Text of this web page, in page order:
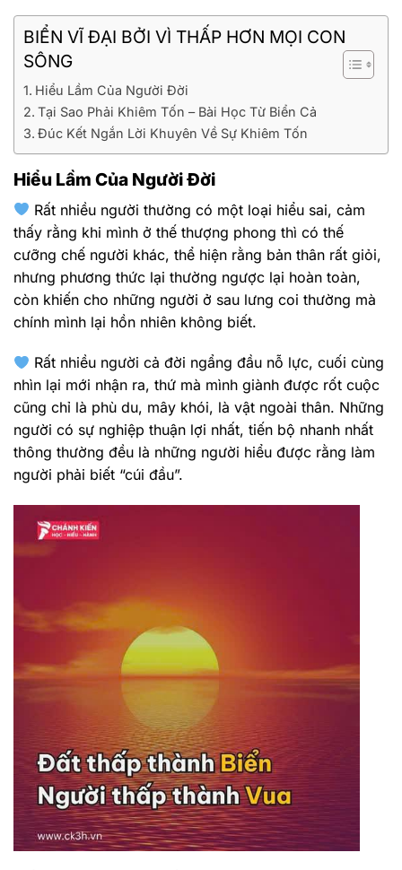
BIỂN VĨ ĐẠI BỞI VÌ THẤP HƠN MỌI CON
SÔNG
Hiểu Lầm Của Người Đời
Tại Sao Phải Khiêm Tốn – Bài Học Từ Biển Cả
Đúc Kết Ngắn Lời Khuyên Về Sự Khiêm Tốn
Hiểu Lầm Của Người Đời
Rất nhiều người thường có một loại hiểu sai, cảm
thấy rằng khi mình ở thế thượng phong thì có thế
cưỡng chế người khác, thể hiện rằng bản thân rất giỏi,
nhưng phương thức lại thường ngược lại hoàn toàn,
còn khiến cho những người ở sau lưng coi thường mà
chính mình lại hồn nhiên không biết.
Rất nhiều người cả đời ngẩng đầu nỗ lực, cuối cùng
nhìn lại mới nhận ra, thứ mà mình giành được rốt cuộc
cũng chỉ là phù du, mây khói, là vật ngoài thân. Những
người có sự nghiệp thuận lợi nhất, tiến bộ nhanh nhất
thông thường đều là những người hiểu được rằng làm
người phải biết “cúi đầu”.